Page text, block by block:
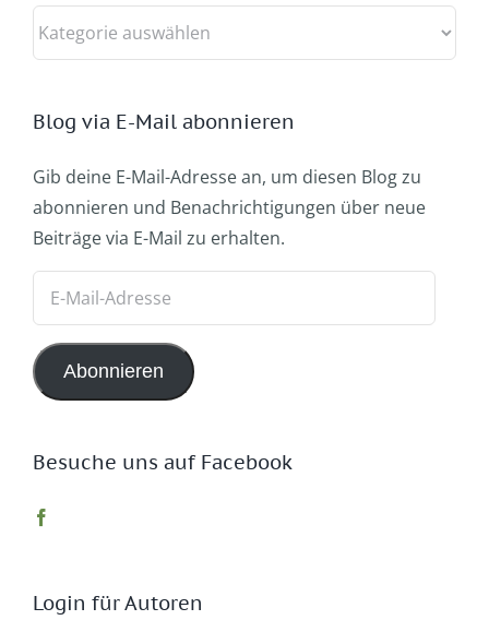
Kategorien
Blog via E-Mail abonnieren
Gib deine E-Mail-Adresse an, um diesen Blog zu
abonnieren und Benachrichtigungen über neue
Beiträge via E-Mail zu erhalten.
Adresse
Abonnieren
Besuche uns auf Facebook
Login für Autoren